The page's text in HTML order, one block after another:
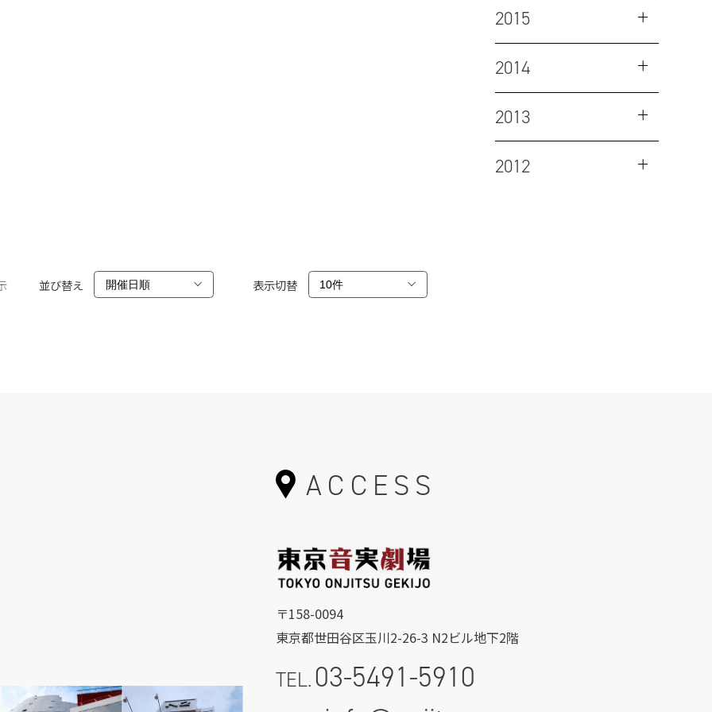
2015
2014
2013
2012
並び替え 表示切替
ACCESS
〒158-0094
東京都世田谷区玉川2-26-3 N2ビル地下2階
TEL.03-5491-5910